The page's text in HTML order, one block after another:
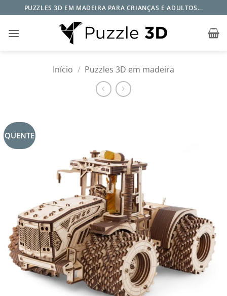
to
content
PUZZLES 3D EM MADEIRA PARA CRIANÇAS E ADULTOS...
Início / Puzzles 3D em madeira
QUENTE